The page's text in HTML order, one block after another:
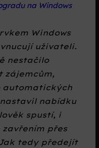
na Windows
Windows
uživateli.
nestačilo
zájemcům,
automatických
nabídku
spustí, i
přes
tedy předejít